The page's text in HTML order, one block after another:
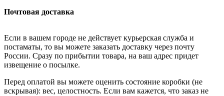
Почтовая доставка
Если в вашем городе не действует курьерская служба и
постаматы, то вы можете заказать доставку через почту
России. Сразу по прибытии товара, на ваш адрес придет
извещение о посылке.
Перед оплатой вы можете оценить состояние коробки (не
вскрывая): вес, целостность. Если вам кажется, что заказ не